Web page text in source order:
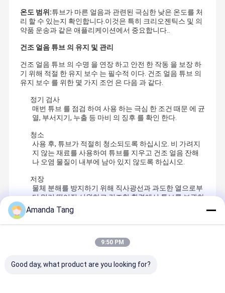
온도 범위:튜브가 마른 얼음과 관련된 극심한 낮은 온도를 처
리 할 수 있는지 확인합니다.이것은 특히 크리오젠틱스 및 의
약품 운송과 같은 애플리케이션에서 중요합니다..
건조 얼음 튜브 의 유지 및 관리
건조 얼음 튜브 의 수명 을 연장 하고 안전 한 작동 을 보장 하
기 위해 적절 한 유지 보수 는 필수적 이다. 건조 얼음 튜브 의
유지 보수 를 위한 몇 가지 조언 은 다음 과 같다.
정기 검사
매번 튜브 를 점검 하여 사용 하는 극심 한 조건 때문 에 균
열, 부서지기, 누출 등 마비 의 징후 를 확인 한다.
청소
사용 후, 튜브가 적절히 청소되도록 하십시오. 비 가려지
지 않는 재료를 사용하여 튜브를 지우고 건조 얼음 잔해
나 오염 물질이 내부에 남아 있지 않도록 하십시오.
저장
물체 분해를 방지하기 위해 직사광선과 과도한 열으로부
터 멀리 떨어진 시원하고 건조한 환경에서 튜브를 보관하
십시오.
변곡 과 변곡 을 피하라
않도록 하십시오. 이렇게 하면 튜브 의 무결성 을 유지 하
Amanda Tang
9:50 PM
Good day, what product are you looking for?